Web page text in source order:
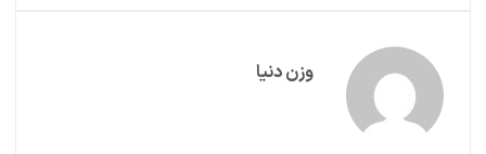
وزن دنیا